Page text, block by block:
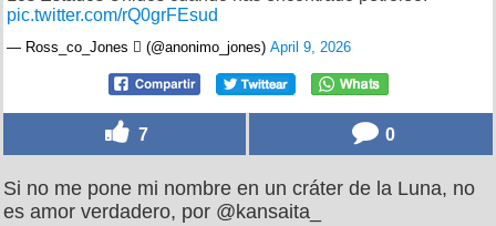
pic.twitter.com/rQ0grFEsud
— Ross_co_Jones  (@anonimo_jones) April 9, 2026
7 0
Si no me pone mi nombre en un cráter de la Luna, no
es amor verdadero, por @kansaita_